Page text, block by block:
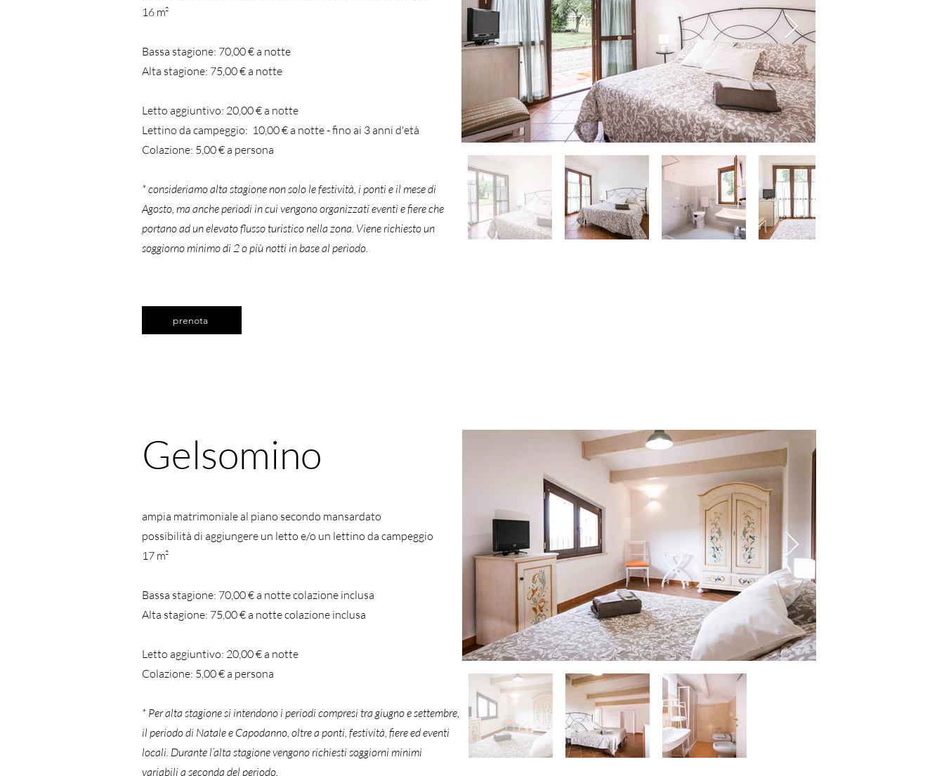
16 m²
Bassa stagione: 70,00 € a notte
Alta stagione: 75,00€a notte
Letto aggiuntivo: 20,00€a notte
Lettino da campeggio: 10,00€a notte - fino ai 3 anni d'età
Colazione: 5,00€a persona
* consideriamo alta stagione non solo le festività, i ponti e il mese di
Agosto, ma anche periodi in cui vengono organizzati eventi e fiere che
portano ad un elevato flusso turistico nella zona. Viene richiesto un
soggiorno minimo di 2 o più notti in base al periodo.
prenota
Gelsomino
ampia matrimoniale al piano secondo mansardato
possibilità di aggiungere un letto e/o un lettino da campeggio
17 m²
Bassa stagione: 70,00 € a notte colazione inclusa
Alta stagione: 75,00€a notte colazione inclusa
Letto aggiuntivo: 20,00€a notte
Colazione: 5,00€a persona
* Per alta stagione si intendono i periodi compresi tra giugno e settembre,
il periodo di Natale e Capodanno, oltre a ponti, festività, fiere ed eventi
locali. Durante l’alta stagione vengono richiesti soggiorni minimi
variabili a seconda del periodo.